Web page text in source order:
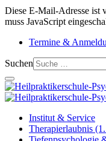
Diese E-Mail-Adresse ist
muss JavaScript
Termine &
Suchen
Institut & Service
Therapierlaubnis